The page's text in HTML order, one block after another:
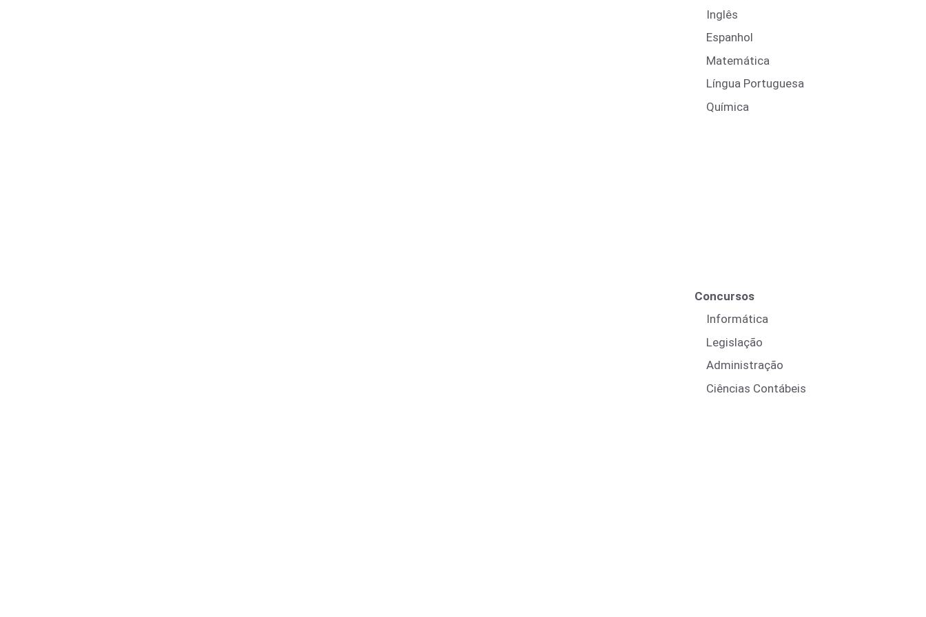
Inglês
Espanhol
Matemática
Língua Portuguesa
Química
Concursos
Informática
Legislação
Administração
Ciências Contábeis